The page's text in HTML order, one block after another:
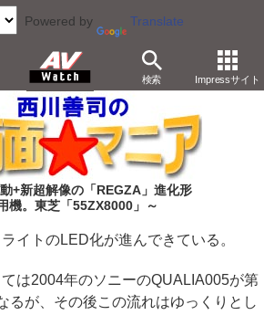
Powered by Translate
検索 Impressサイト
東芝
+新超解像の「REGZA」進化形
機。東芝「55ZX8000」～
イトのLED化が進んできている。
は2004年のソニーのQUALIA005が第
るが、その後この流れはゆっくりとし